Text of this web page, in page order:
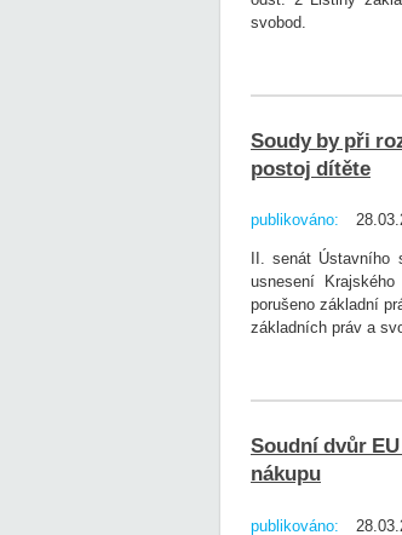
svobod.
Soudy by při
postoj dítěte
publikováno:
II. senát
usnesení
porušeno základní
základních práv a
Soudní dvůr
nákupu
publikováno: